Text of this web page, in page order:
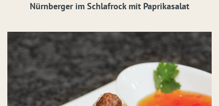
Nürnberger im Schlafrock mit Paprikasalat